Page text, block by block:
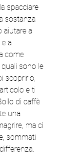
spacciare
sostanza
aiutare a
a
come
sono le
scoprirlo,
e ti
di caffè
una
ma ci
sommati